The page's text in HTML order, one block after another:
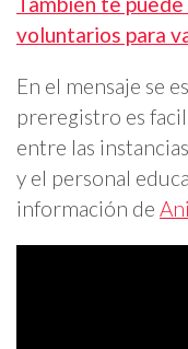
voluntarios para
En el mensaje se
preregistro es
entre las
y el personal
información de